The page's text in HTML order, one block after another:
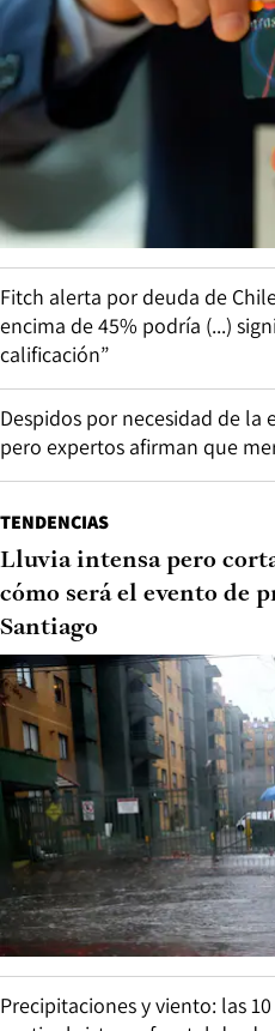
Fitch alerta por deuda de
encima de 45% podría (...)
calificación”
Despidos por necesidad de la
pero expertos afirman que
TENDENCIAS
Lluvia intensa pero
cómo será el evento de
Santiago
Precipitaciones y viento: las